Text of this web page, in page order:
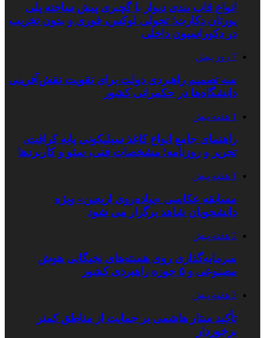
انواع قاب بندی دیوار با گچبری پیش ساخته پلی
یورتان دکارت؛ تحولی لوکس، فوری و بدون تخریب
در دکوراسیون داخلی
7 روز پیش
سه تصمیم راهبردی دولت برای تقویت نقش‌آفرینی
دانشگاه‌ها در حکمرانی کشور
1 هفته پیش
راهنمای جامع انواع کاغذ سیلیکونی پایه کرافت،
تحریر و روزنامه؛ مشخصات فنی، سئو و کاربردها
1 هفته پیش
مسابقه عکاسی «پیاده‌روی اربعین» ویژه
دانشجویان شاهد برگزار می شود
2 هفته پیش
سرمایه‌گذاری روی هسته‌های نخبگانی هوش
مصنوعی و ۵ حوزه راهبردی کشور
2 هفته پیش
تأکید ستار هاشمی بر حمایت از مناطق کمتر
برخوردار